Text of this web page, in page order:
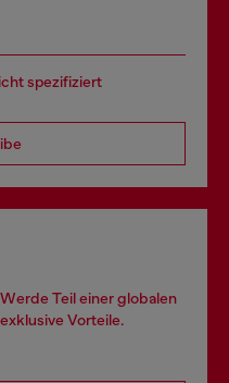
spezifiziert
Teil einer globalen
Vorteile.